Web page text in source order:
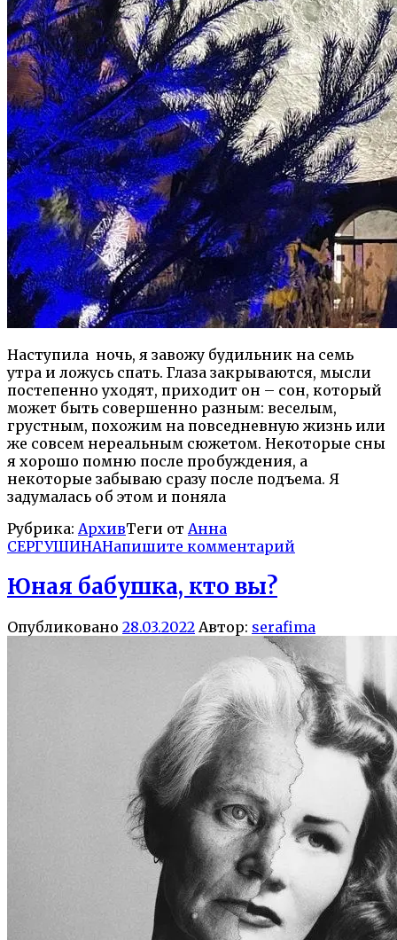
Наступила ночь, я завожу будильник на семь
утра и ложусь спать. Глаза закрываются, мысли
постепенно уходят, приходит он – сон, который
может быть совершенно разным: веселым,
грустным, похожим на повседневную жизнь или
же совсем нереальным сюжетом. Некоторые сны
я хорошо помню после пробуждения, а
некоторые забываю сразу после подъема. Я
задумалась об этом и поняла
Рубрика: АрхивТеги от Анна
СЕРГУШИНАНапишите комментарий
Юная бабушка, кто вы?
Опубликовано 28.03.2022 Автор: serafima